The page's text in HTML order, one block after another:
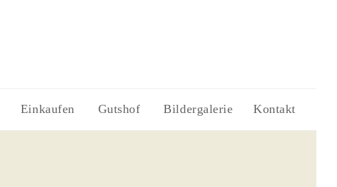
Einkaufen Gutshof Bildergalerie Kontakt